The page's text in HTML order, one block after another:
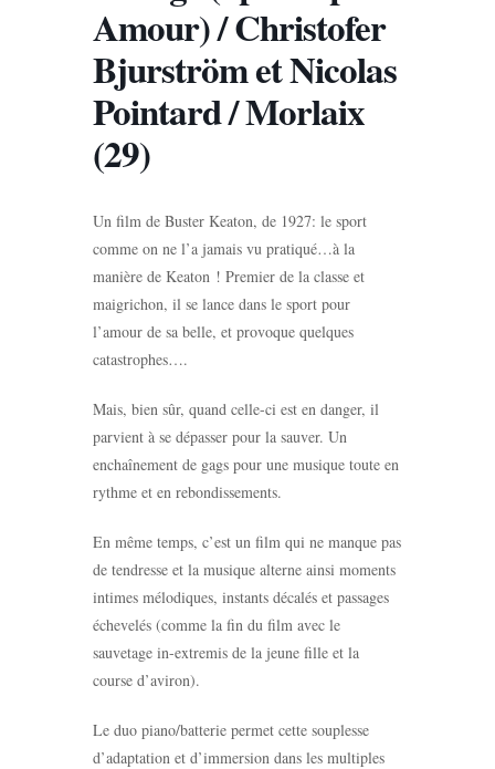
Amour) / Christofer
Bjurström et Nicolas
Pointard / Morlaix
(29)
Un film de Buster Keaton, de 1927: le sport
comme on ne l’a jamais vu pratiqué…à la
manière de Keaton ! Premier de la classe et
maigrichon, il se lance dans le sport pour
l’amour de sa belle, et provoque quelques
catastrophes….
Mais, bien sûr, quand celle-ci est en danger, il
parvient à se dépasser pour la sauver. Un
enchaînement de gags pour une musique toute en
rythme et en rebondissements.
En même temps, c’est un film qui ne manque pas
de tendresse et la musique alterne ainsi moments
intimes mélodiques, instants décalés et passages
échevelés (comme la fin du film avec le
sauvetage in-extremis de la jeune fille et la
course d’aviron).
Le duo piano/batterie permet cette souplesse
d’adaptation et d’immersion dans les multiples